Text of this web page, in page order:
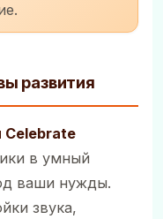
развития
Celebrate
в умный
ваши нужды.
звука,